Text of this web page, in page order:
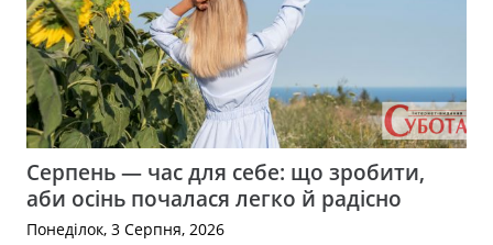
Серпень — час для себе: що зробити,
аби осінь почалася легко й радісно
Понеділок, 3 Серпня, 2026